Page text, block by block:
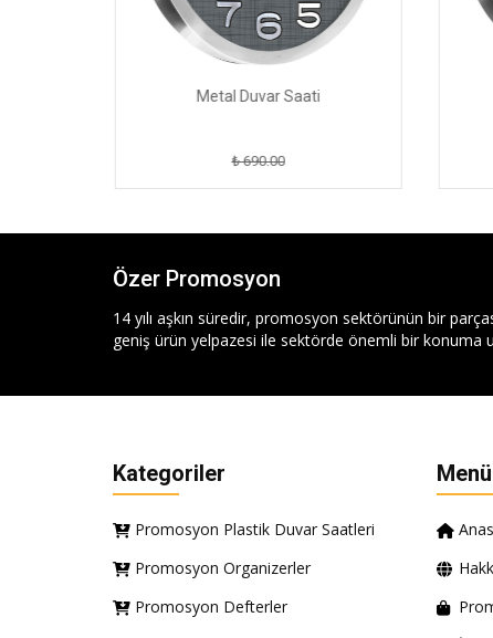
Metal Duvar Saati
₺ 690.00
Özer Promosyon
14 yılı aşkın süredir, promosyon sektörünün bir
geniş ürün yelpazesi ile sektörde önemli bir konuma
Kategoriler
Promosyon Plastik Duvar Saatleri
Promosyon Organizerler
Promosyon Defterler
Menü